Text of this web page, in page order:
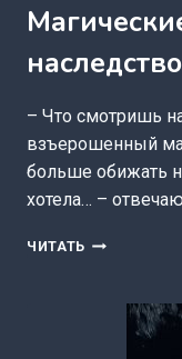
– Что смотришь
взъерошенный
больше обижать
хотела… –
ЧИТАТЬ МАГИЧЕСКИЕ
(ЮЛИЯ